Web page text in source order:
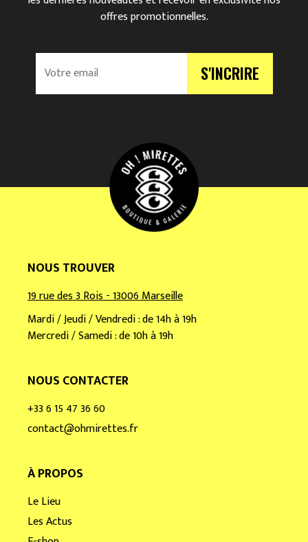
offres promotionnelles.
V
r
l
S'INCRIRE
NOUS TROUVER
19 rue des 3 Rois - 13006 Marseille
Mardi / Jeudi / Vendredi : de 14h à 19h
Mercredi / Samedi : de 10h à 19h
NOUS CONTACTER
+33 6 15 47 36 60
contact@ohmirettes.fr
À PROPOS
Le Lieu
Les Actus